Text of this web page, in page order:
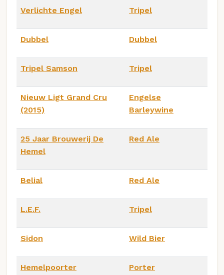
Verlichte Engel Tripel
Dubbel Dubbel
Tripel Samson Tripel
Nieuw Ligt Grand Cru
(2015)
Engelse
Barleywine
25 Jaar Brouwerij De
Hemel
Red Ale
Belial Red Ale
L.E.F. Tripel
Sidon Wild Bier
Hemelpoorter Porter